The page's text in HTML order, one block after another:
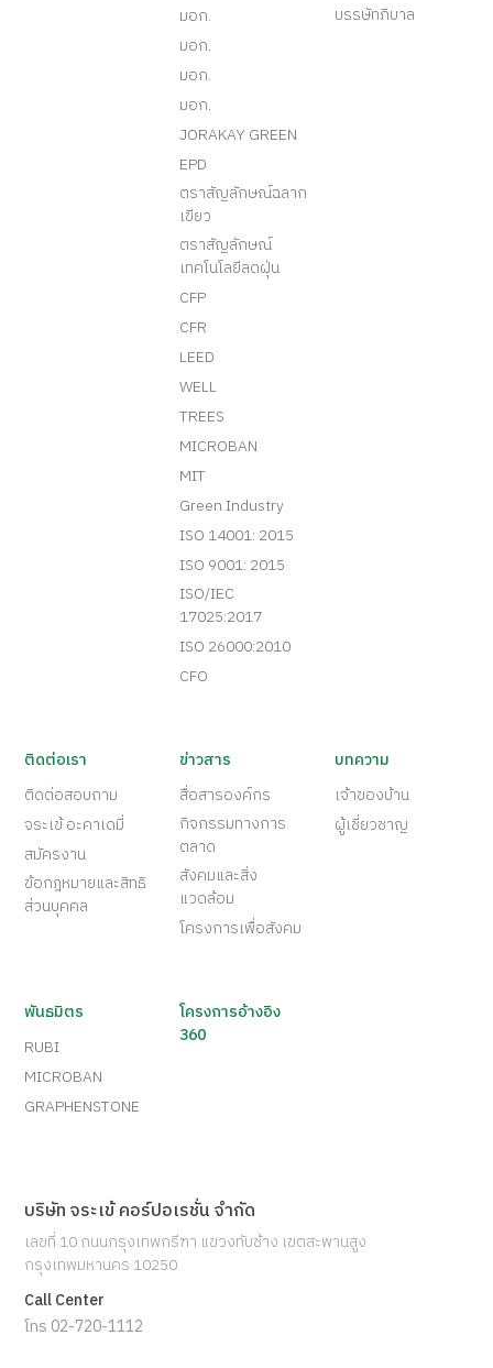
มอก.
มอก.
มอก.
มอก.
JORAKAY GREEN
EPD
ตราสัญลักษณ์ฉลาก
เขียว
ตราสัญลักษณ์
เทคโนโลยีลดฝุ่น
CFP
CFR
LEED
WELL
TREES
MICROBAN
MIT
Green Industry
ISO 14001: 2015
ISO 9001: 2015
ISO/IEC
17025:2017
ISO 26000:2010
CFO
บรรษัทภิบาล
ติดต่อเรา
ติดต่อสอบถาม
จระเข้ อะคาเดมี่
สมัครงาน
ข้อกฎหมายและสิทธิ
ส่วนบุคคล
ข่าวสาร
สื่อสารองค์กร
กิจกรรมทางการ
ตลาด
สังคมและสิ่ง
แวดล้อม
โครงการเพื่อสังคม
บทความ
เจ้าของบ้าน
ผู้เชี่ยวชาญ
พันธมิตร
RUBI
MICROBAN
GRAPHENSTONE
โครงการอ้างอิง
360
บริษัท จระเข้ คอร์ปอเรชั่น จำกัด
เลขที่ 10 ถนนกรุงเทพกรีฑา แขวงทับช้าง เขตสะพานสูง
กรุงเทพมหานคร 10250
Call Center
โทร 02-720-1112